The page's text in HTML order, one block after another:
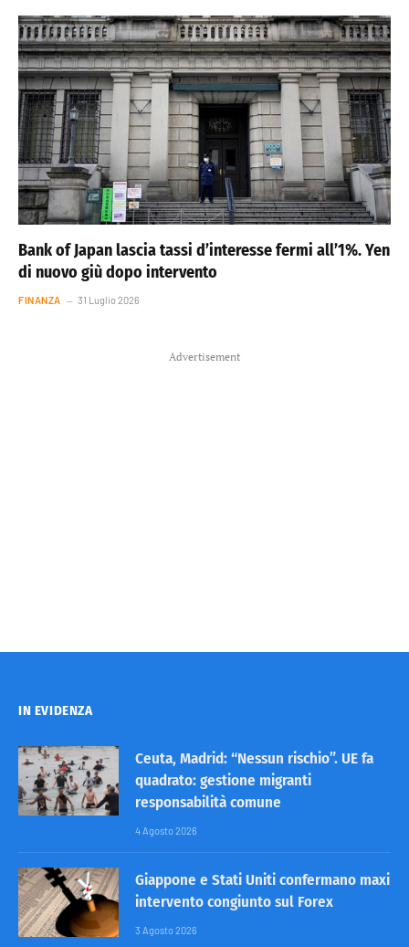
Bank of Japan lascia tassi d’interesse fermi all’1%. Yen
di nuovo giù dopo intervento
FINANZA 31 Luglio 2026
Advertisement
IN EVIDENZA
Ceuta, Madrid: “Nessun rischio”. UE fa
quadrato: gestione migranti
responsabilità comune
4 Agosto 2026
Giappone e Stati Uniti confermano maxi
intervento congiunto sul Forex
3 Agosto 2026